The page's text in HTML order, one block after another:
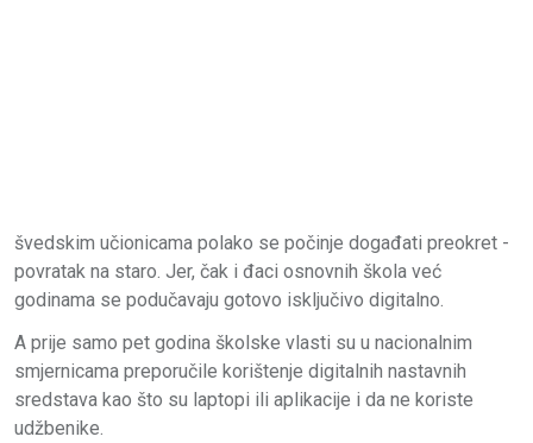
švedskim učionicama polako se počinje događati preokret -
povratak na staro. Jer, čak i đaci osnovnih škola već
godinama se podučavaju gotovo isključivo digitalno.
A prije samo pet godina školske vlasti su u nacionalnim
smjernicama preporučile korištenje digitalnih nastavnih
sredstava kao što su laptopi ili aplikacije i da ne koriste
udžbenike.